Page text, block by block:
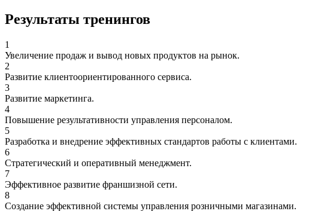
Результаты тренингов
1
Увеличение продаж и вывод новых продуктов на рынок.
2
Развитие клиентоориентированного сервиса.
3
Развитие маркетинга.
4
Повышение результативности управления персоналом.
5
Разработка и внедрение эффективных стандартов работы с клиентами.
6
Стратегический и оперативный менеджмент.
7
Эффективное развитие франшизной сети.
8
Создание эффективной системы управления розничными магазинами.